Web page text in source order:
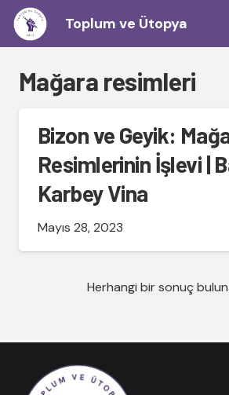
Toplum ve Ütopya
Mağara resimleri
Bizon ve Geyik:
Resimlerinin İşlevi |
Karbey Vina
Mayıs 28, 2023
Herhangi bir sonuç